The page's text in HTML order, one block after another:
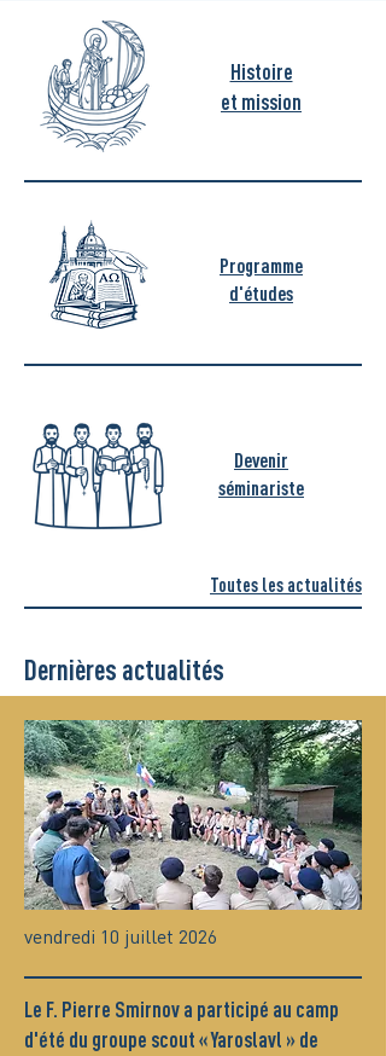
Histoire
et mission
Programme
d'études
Devenir
séminariste
Toutes les actualités
Dernières actualités
vendredi 10 juillet 2026
Le F. Pierre Smirnov a participé au camp
d'été du groupe scout « Yaroslavl » de